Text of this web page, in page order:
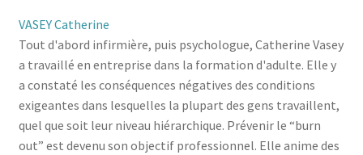
VASEY Catherine
Tout d'abord infirmière, puis psychologue, Catherine Vasey
a travaillé en entreprise dans la formation d'adulte. Elle y
a constaté les conséquences négatives des conditions
exigeantes dans lesquelles la plupart des gens travaillent,
quel que soit leur niveau hiérarchique. Prévenir le “burn
out” est devenu son objectif professionnel. Elle anime des